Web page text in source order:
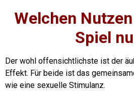
Welchen
Spiel
Der wohl offensichtlichste ist der
Effekt. Für beide ist das
wie eine sexuelle Stimulanz.